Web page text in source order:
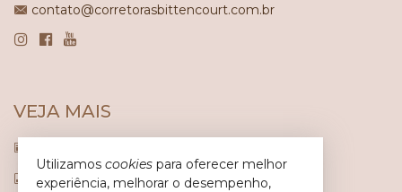
contato@corretorasbittencourt.com.br
VEJA MAIS
indicadores financeiros
Utilizamos cookies para oferecer melhor
experiência, melhorar o desempenho,